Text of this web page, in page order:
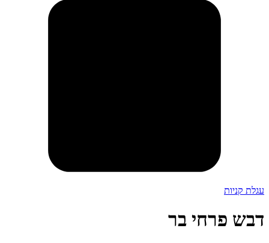
עגלת קניות
דבש פרחי בר